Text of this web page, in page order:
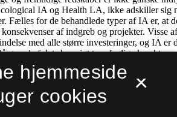
×
hjemmeside
cookies